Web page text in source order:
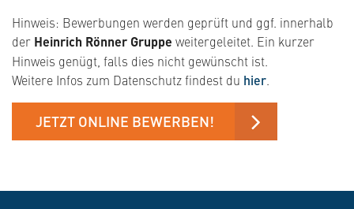
Hinweis: Bewerbungen werden geprüft und ggf. innerhalb
der Heinrich Rönner Gruppe weitergeleitet. Ein kurzer
Hinweis genügt, falls dies nicht gewünscht ist.
Weitere Infos zum Datenschutz findest du hier.
JETZT ONLINE BEWERBEN!